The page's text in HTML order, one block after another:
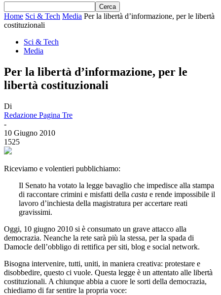
Home Sci & Tech Media Per la libertà d’informazione, per le libertà
costituzionali
Sci & Tech
Media
Per la libertà d’informazione, per le
libertà costituzionali
Di
Redazione Pagina Tre
-
10 Giugno 2010
1525
Riceviamo e volentieri pubblichiamo:
Il Senato ha votato la legge bavaglio che impedisce alla stampa
di raccontare crimini e misfatti della casta e rende impossibile il
lavoro d’inchiesta della magistratura per accertare reati
gravissimi.
Oggi, 10 giugno 2010 si è consumato un grave attacco alla
democrazia. Neanche la rete sarà più la stessa, per la spada di
Damocle dell’obbligo di rettifica per siti, blog e social network.
Bisogna intervenire, tutti, uniti, in maniera creativa: protestare e
disobbedire, questo ci vuole. Questa legge è un attentato alle libertà
costituzionali. A chiunque abbia a cuore le sorti della democrazia,
chiediamo di far sentire la propria voce: